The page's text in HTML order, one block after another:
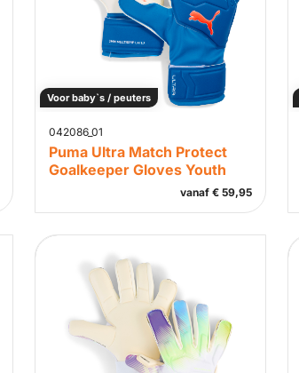
Voor baby`s / peuters
042086_01
Puma Ultra Match Protect
Goalkeeper Gloves Youth
vanaf € 59,95